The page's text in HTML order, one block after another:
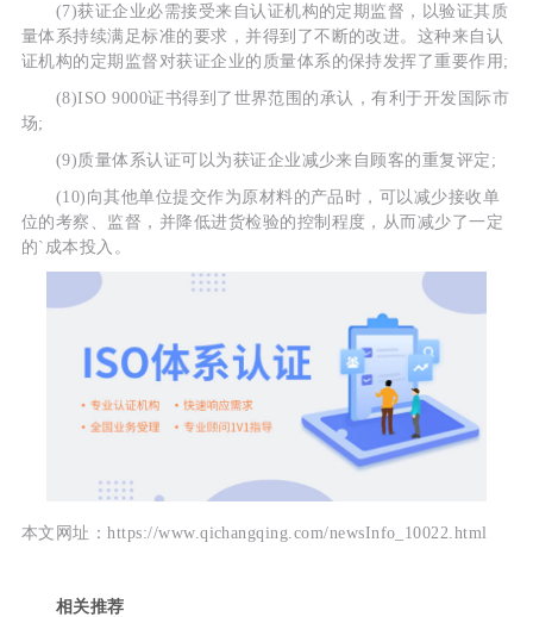
(7)获证企业必需接受来自认证机构的定期监督，以验证其质
量体系持续满足标准的要求，并得到了不断的改进。这种来自认
证机构的定期监督对获证企业的质量体系的保持发挥了重要作用;
(8)ISO 9000证书得到了世界范围的承认，有利于开发国际市
场;
(9)质量体系认证可以为获证企业减少来自顾客的重复评定;
(10)向其他单位提交作为原材料的产品时，可以减少接收单
位的考察、监督，并降低进货检验的控制程度，从而减少了一定
的`成本投入。
本文网址：https://www.qichangqing.com/newsInfo_10022.html
相关推荐